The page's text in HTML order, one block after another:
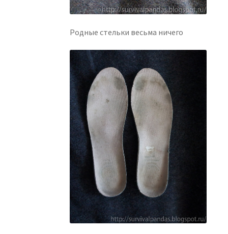
Родные стельки весьма ничего